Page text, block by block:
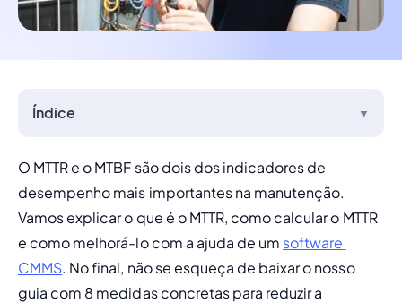
Índice ▼
O MTTR e o MTBF são dois dos indicadores de
desempenho mais importantes na manutenção.
Vamos explicar o que é o MTTR, como calcular o MTTR
e como melhorá-lo com a ajuda de um software
CMMS. No final, não se esqueça de baixar o nosso
guia com 8 medidas concretas para reduzir a